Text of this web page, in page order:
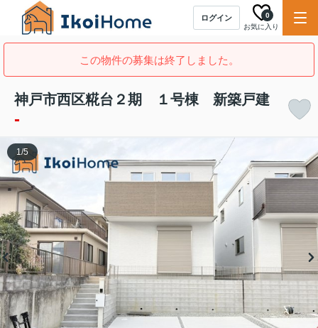
ログイン
お気に入り
0
この物件の募集は終了しました。
神戸市西区糀台２期 １号棟 新築戸建
-
1/5